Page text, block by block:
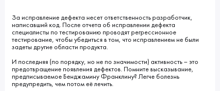
За исправление дефекта несет ответственность разработчик,
написавший код. После отчета об исправлении дефекта
специалисты по тестированию проводят регрессионное
тестирование, чтобы убедиться в том, что исправлением не были
задеты другие области продукта.
И последняя (по порядку, но не по значимости) активность – это
предотвращение появления дефектов. Помните высказывание,
предписываемое Бенджамину Франклину? Легче болезнь
предупредить, чем потом её лечить.